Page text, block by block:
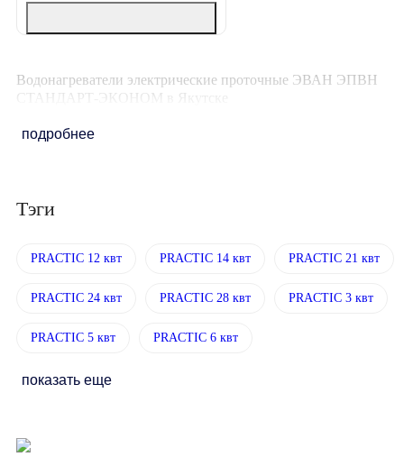
Водонагреватели электрические проточные ЭВАН ЭПВН
СТАНДАРТ-ЭКОНОМ в Якутске
подробнее
Тэги
PRACTIC 12 квт PRACTIC 14 квт PRACTIC 21 квт
PRACTIC 24 квт PRACTIC 28 квт PRACTIC 3 квт
PRACTIC 5 квт PRACTIC 6 квт
показать еще